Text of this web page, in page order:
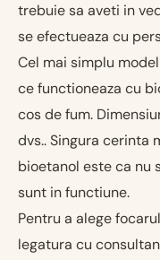
trebuie sa aveti in
se efectueaza cu
Cel mai simplu
ce functioneaza cu
cos de fum.
dvs.. Singura cerinta
bioetanol este ca nu
sunt in functiune.
Pentru a alege
legatura cu